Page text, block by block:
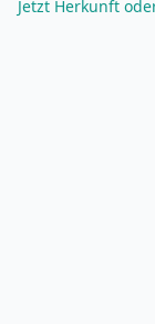
Jetzt Herkunft